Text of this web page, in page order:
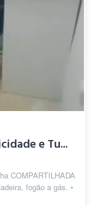
e Tu...
COMPARTILHADA
fogão a gás. •